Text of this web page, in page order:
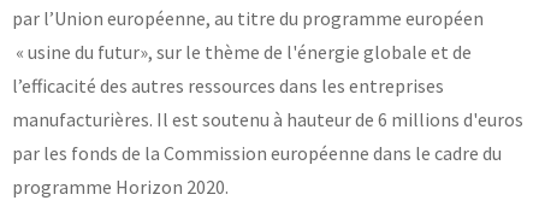
par l’Union européenne, au titre du programme européen
« usine du futur», sur le thème de l'énergie globale et de
l’efficacité des autres ressources dans les entreprises
manufacturières. Il est soutenu à hauteur de 6 millions d'euros
par les fonds de la Commission européenne dans le cadre du
programme Horizon 2020.